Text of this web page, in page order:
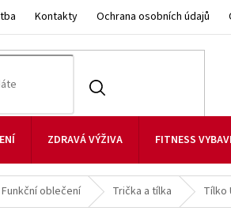
Kontakty Ochrana osobních údajů
ZDRAVÁ VÝŽIVA FITNESS
Funkční oblečení Trička a tílka Tílko